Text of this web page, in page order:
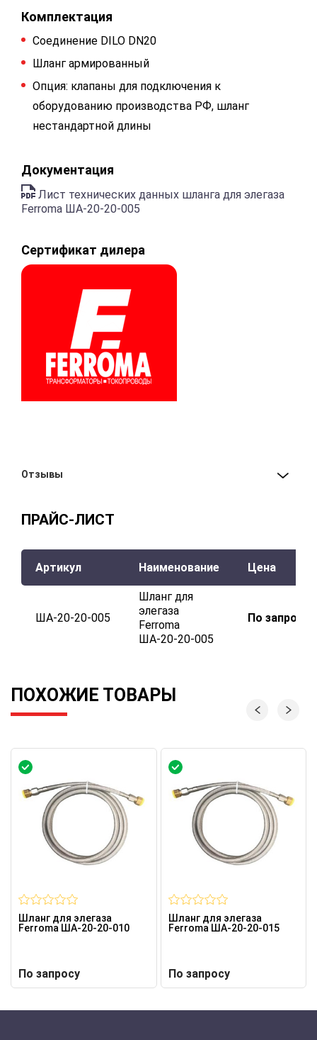
Комплектация
Соединение DILO DN20
Шланг армированный
Опция: клапаны для подключения к
оборудованию производства РФ, шланг
нестандартной длины
Документация
Лист технических данных шланга для элегаза
Ferroma ША-20-20-005
Сертификат дилера
Отзывы
ПРАЙС-ЛИСТ
Артикул Наименование Цена
ША-20-20-005
Шланг для
элегаза
Ferroma
ША-20-20-005
По запросу
ПОХОЖИЕ ТОВАРЫ
Шланг для элегаза
Ferroma ША-20-20-010
По запросу
Шланг для элегаза
Ferroma ША-20-20-015
По запросу